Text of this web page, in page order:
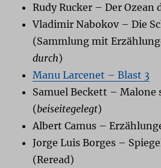
Rudy Rucker – Der Ozean
Vladimir Nabokov – Die
(Sammlung mit
durch)
Manu Larcenet – Blast 3
Samuel Beckett – Malone
(beiseitegelegt)
Albert Camus –
Jorge Luis Borges –
(Reread)